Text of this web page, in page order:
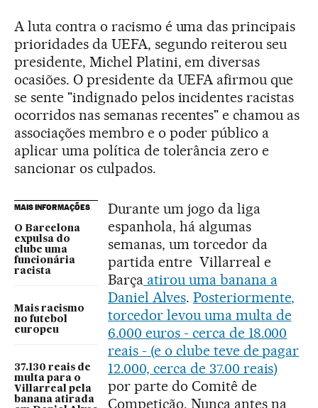
A luta contra o racismo é uma das principais
prioridades da UEFA, segundo reiterou seu
presidente, Michel Platini, em diversas
ocasiões. O presidente da UEFA afirmou que
se sente "indignado pelos incidentes racistas
ocorridos nas semanas recentes" e chamou as
associações membro e o poder público a
aplicar uma política de tolerância zero e
sancionar os culpados.
MAIS INFORMAÇÕES
O Barcelona
expulsa do
clube uma
funcionária
racista
Mais racismo
no futebol
europeu
37.130 reais de
multa para o
Villarreal pela
banana atirada
Durante um jogo da liga
espanhola, há algumas
semanas, um torcedor da
partida entre Villarreal e
Barçaatirou uma banana a
Daniel Alves. Posteriormente,
torcedor levou uma multa de
6.000 euros - cerca de 18.000
reais - (e o clube teve de pagar
12.000, cerca de 37.00 reais)
por parte do Comitê de
Competição. Nunca antes na